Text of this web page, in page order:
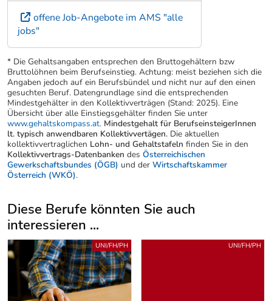
offene Job-Angebote im AMS "alle
jobs"
* Die Gehaltsangaben entsprechen den Bruttogehältern bzw
Bruttolöhnen beim Berufseinstieg. Achtung: meist beziehen sich die
Angaben jedoch auf ein Berufsbündel und nicht nur auf den einen
gesuchten Beruf. Datengrundlage sind die entsprechenden
Mindestgehälter in den Kollektivverträgen (Stand: 2025). Eine
Übersicht über alle Einstiegsgehälter finden Sie unter
www.gehaltskompass.at. Mindestgehalt für BerufseinsteigerInnen
lt. typisch anwendbaren Kollektivvertägen. Die aktuellen
kollektivvertraglichen Lohn- und Gehaltstafeln finden Sie in den
Kollektivvertrags-Datenbanken des Österreichischen
Gewerkschaftsbundes (ÖGB) und der Wirtschaftskammer
Österreich (WKÖ).
Diese Berufe könnten Sie auch
interessieren ...
Uber weitere Berufsvorschläge
UNI/FH/PH UNI/FH/PH